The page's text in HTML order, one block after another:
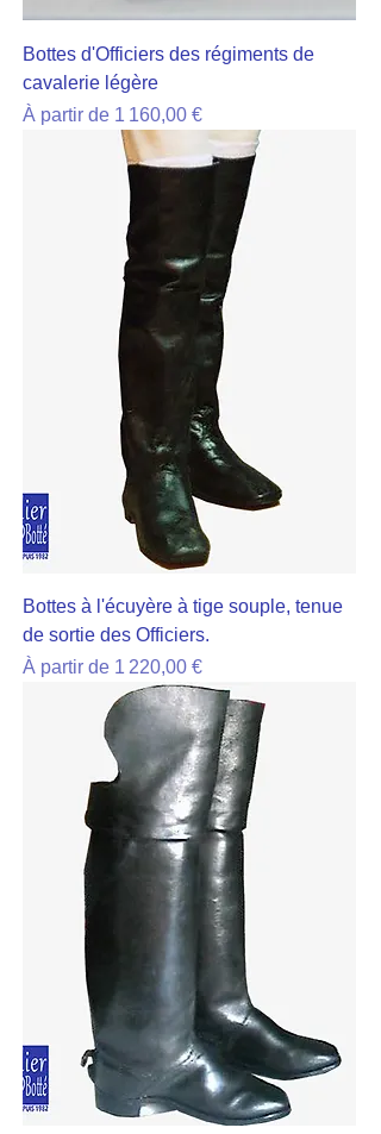
Bottes d'Officiers des régiments de
cavalerie légère
À partir de 1 160,00 €
Prix promotionnel
Bottes à l'écuyère à tige souple, tenue
de sortie des Officiers.
À partir de 1 220,00 €
Prix promotionnel